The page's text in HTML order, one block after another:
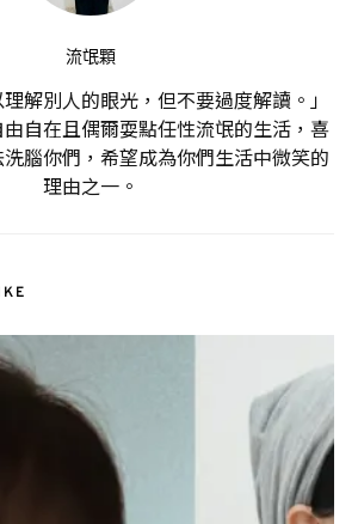
流氓顆
理解別人的眼光，但不要過度解讀。」
自在且偶爾耍點任性流氓的生活，喜
腦你們，希望成為你們生活中微笑的
理由之一。